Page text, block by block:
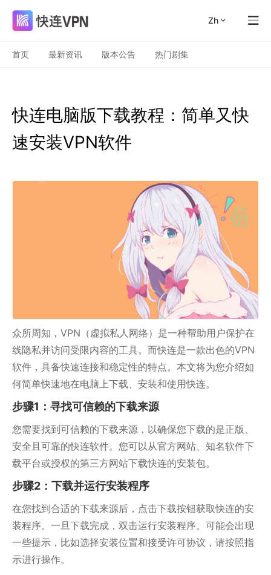
zh
首页 最新资讯 版本公告 热门剧集
快连电脑版下载教程：简单又快
速安装VPN软件
众所周知，VPN（虚拟私人网络）是一种帮助用户保护在
线隐私并访问受限内容的工具。而快连是一款出色的VPN
软件，具备快速连接和稳定性的特点。本文将为您介绍如
何简单快速地在电脑上下载、安装和使用快连。
步骤1：寻找可信赖的下载来源
您需要找到可信赖的下载来源，以确保您下载的是正版、
安全且可靠的快连软件。您可以从官方网站、知名软件下
载平台或授权的第三方网站下载快连的安装包。
步骤2：下载并运行安装程序
在您找到合适的下载来源后，点击下载按钮获取快连的安
装程序。一旦下载完成，双击运行安装程序。可能会出现
一些提示，比如选择安装位置和接受许可协议，请按照指
示进行操作。